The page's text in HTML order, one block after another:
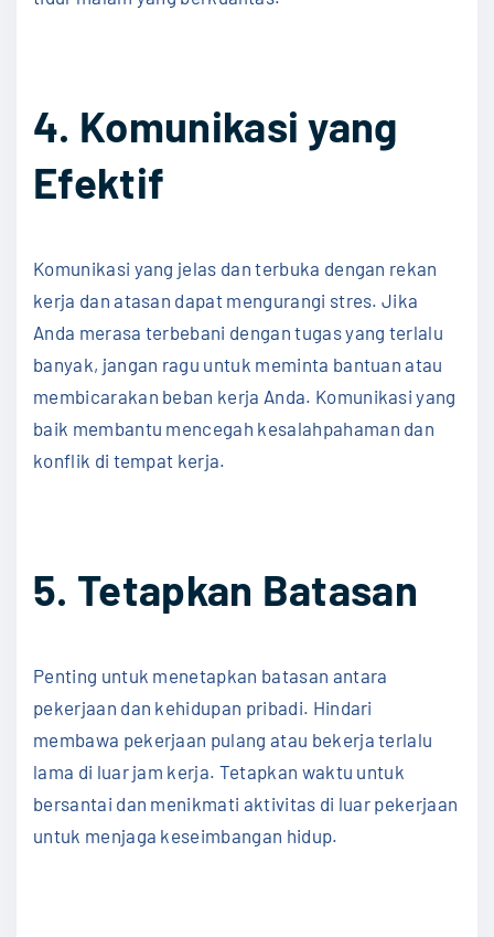
4. Komunikasi yang
Efektif
Komunikasi yang jelas dan terbuka dengan rekan
kerja dan atasan dapat mengurangi stres. Jika
Anda merasa terbebani dengan tugas yang terlalu
banyak, jangan ragu untuk meminta bantuan atau
membicarakan beban kerja Anda. Komunikasi yang
baik membantu mencegah kesalahpahaman dan
konflik di tempat kerja.
5. Tetapkan Batasan
Penting untuk menetapkan batasan antara
pekerjaan dan kehidupan pribadi. Hindari
membawa pekerjaan pulang atau bekerja terlalu
lama di luar jam kerja. Tetapkan waktu untuk
bersantai dan menikmati aktivitas di luar pekerjaan
untuk menjaga keseimbangan hidup.